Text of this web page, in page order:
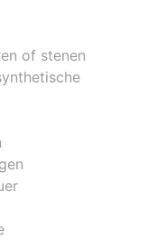
of stenen